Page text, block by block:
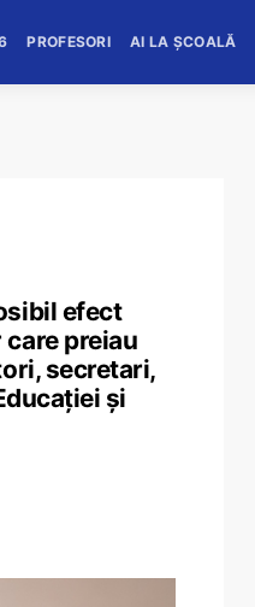
PROFESORI AI LA ȘCOALĂ
efect
preiau
secretari,
și